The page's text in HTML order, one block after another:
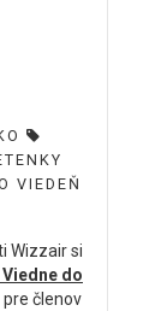
VIEDEŇ
Wizzair si
do
pre členov